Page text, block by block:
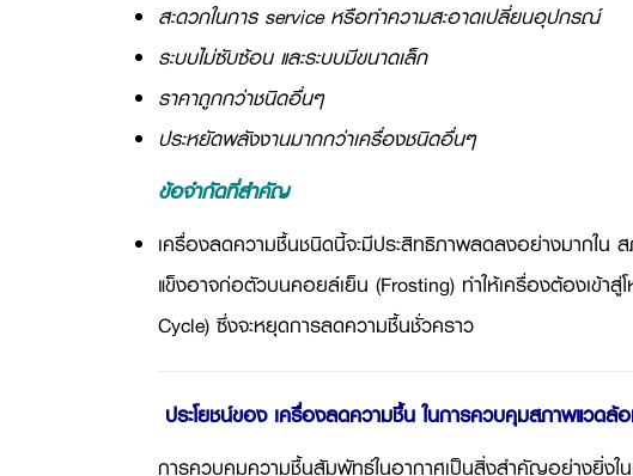
สะดวกในการ service หรือทำความสะอาดเปลี่ยนอุปกรณ์
ระบบไม่ซับซ้อน และระบบมีขนาดเล็ก
ราคาถูกกว่าชนิดอื่นๆ
ประหยัดพลังงานมากกว่าเครื่องชนิดอื่นๆ
ข้อจำกัดที่สำคัญ
เครื่องลดความชื้นชนิดนี้จะมีประสิทธิภาพลดลงอย่างมากใน
แข็งอาจก่อตัวบนคอยล์เย็น (Frosting) ทำให้เครื่องต้องเข้าสู่
Cycle) ซึ่งจะหยุดการลดความชื้นชั่วคราว
ประโยชน์ของ เครื่องลดความชื้น ในการควบคุมสภาพแวดล้
การควบคุมความชื้นสัมพัทธ์ในอากาศเป็นสิ่งสำคัญอย่างยิ่ง